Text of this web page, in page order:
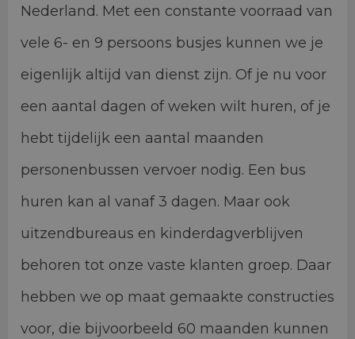
Nederland. Met een constante voorraad van
vele 6- en 9 persoons busjes kunnen we je
eigenlijk altijd van dienst zijn. Of je nu voor
een aantal dagen of weken wilt huren, of je
hebt tijdelijk een aantal maanden
personenbussen vervoer nodig. Een bus
huren kan al vanaf 3 dagen. Maar ook
uitzendbureaus en kinderdagverblijven
behoren tot onze vaste klanten groep. Daar
hebben we op maat gemaakte constructies
voor, die bijvoorbeeld 60 maanden kunnen